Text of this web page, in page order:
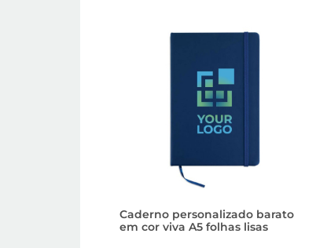
Caderno personalizado barato
em cor viva A5 folhas lisas